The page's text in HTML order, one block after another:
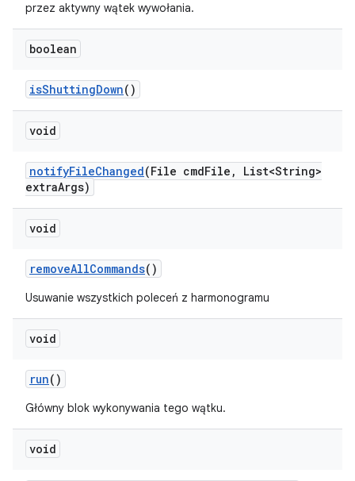
przez aktywny wątek wywołania.
boolean
isShuttingDown()
void
notifyFileChanged(File cmdFile ,
List<String>
extraArgs)
void
removeAllCommands()
Usuwanie wszystkich poleceń z harmonogramu
void
run()
Główny blok wykonywania tego wątku.
void